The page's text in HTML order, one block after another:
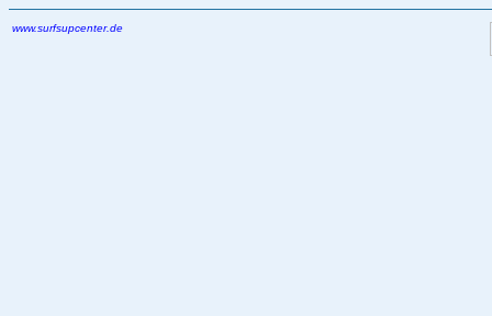
www.surfsupcenter.de